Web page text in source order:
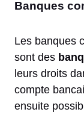
Banques
Les banques
sont des
leurs droits
compte
ensuite